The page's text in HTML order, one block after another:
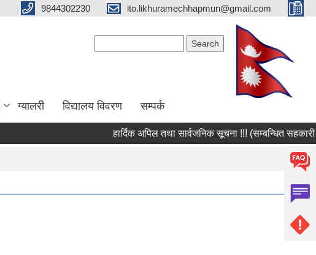
9844302230 ito.likhuramechhapmun@gmail.com
ग्यालरी विद्यालय विवरण सम्पर्क
हार्दिक अपिल तथा सार्वजनिक सूचना !!! (सम्बन्धित सहकारी